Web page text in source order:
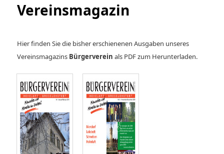
Vereinsmagazin
Hier finden Sie die bisher erschienenen Ausgaben unseres
Vereinsmagazins Bürgerverein als PDF zum Herunterladen.